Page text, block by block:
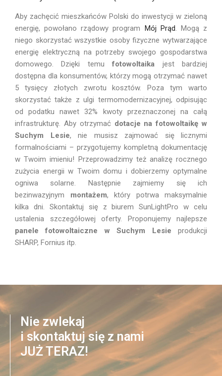
Aby zachęcić mieszkańców Polski do inwestycji w zieloną
energię, powołano rządowy program Mój Prąd. Mogą z
niego skorzystać wszystkie osoby fizyczne wytwarzające
energię elektryczną na potrzeby swojego gospodarstwa
domowego. Dzięki temufotowoltaika jest bardziej
dostępna dla konsumentów, którzy mogą otrzymać nawet
5 tysięcy złotych zwrotu kosztów. Poza tym warto
skorzystać także z ulgi termomodernizacyjnej, odpisując
od podatku nawet 32% kwoty przeznaczonej na całą
infrastrukturę. Aby otrzymać dotacje na fotowoltaikę w
Suchym Lesie, nie musisz zajmować się licznymi
formalnościami – przygotujemy kompletną dokumentację
w Twoim imieniu! Przeprowadzimy też analizę rocznego
zużycia energii w Twoim domu i dobierzemy optymalne
ogniwa solarne. Następnie zajmiemy się ich
bezinwazyjnym montażem, który potrwa maksymalnie
kilka dni. Skontaktuj się z biurem SunLightPro w celu
ustalenia szczegółowej oferty. Proponujemy najlepsze
panele fotowoltaiczne
w Suchym Lesie produkcji
SHARP, Fornius itp.
Nie zwlekaj
i skontaktuj się z nami
JUŻ TERAZ!